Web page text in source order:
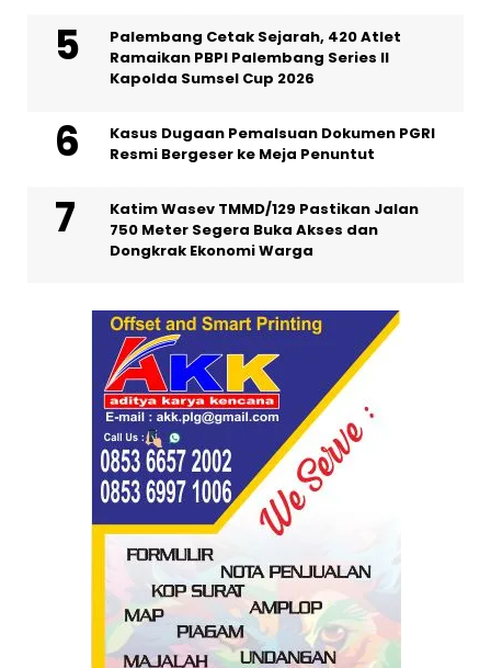
Palembang Cetak Sejarah, 420 Atlet
Ramaikan PBPI Palembang Series II
Kapolda Sumsel Cup 2026
Kasus Dugaan Pemalsuan Dokumen PGRI
Resmi Bergeser ke Meja Penuntut
Katim Wasev TMMD/129 Pastikan Jalan
750 Meter Segera Buka Akses dan
Dongkrak Ekonomi Warga